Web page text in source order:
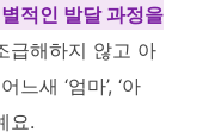
적인 발달 과정을
급해하지 않고 아
새 ‘엄마’, ‘아
요.